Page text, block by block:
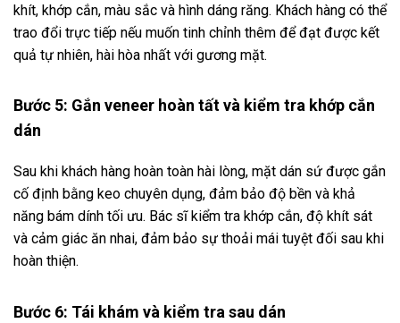
khít, khớp cắn, màu sắc và hình dáng răng. Khách hàng có thể
trao đổi trực tiếp nếu muốn tinh chỉnh thêm để đạt được kết
quả tự nhiên, hài hòa nhất với gương mặt.
Bước 5: Gắn veneer hoàn tất và kiểm tra khớp cắn
dán
Sau khi khách hàng hoàn toàn hài lòng, mặt dán sứ được gắn
cố định bằng keo chuyên dụng, đảm bảo độ bền và khả
năng bám dính tối ưu. Bác sĩ kiểm tra khớp cắn, độ khít sát
và cảm giác ăn nhai, đảm bảo sự thoải mái tuyệt đối sau khi
hoàn thiện.
Bước 6: Tái khám và kiểm tra sau dán